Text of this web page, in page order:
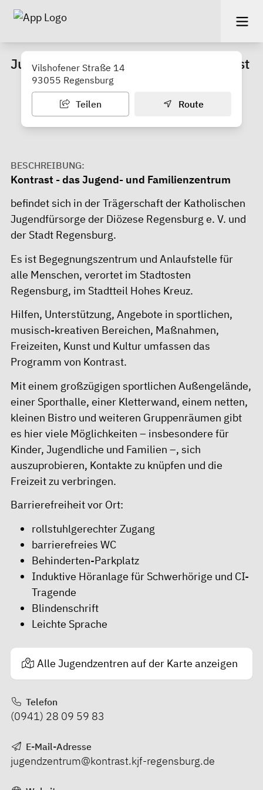
Jugend- und Familienzentrum Kontrast
Vilshofener Straße 14
93055 Regensburg
Teilen Route
BESCHREIBUNG:
Kontrast - das Jugend- und Familienzentrum
befindet sich in der Trägerschaft der Katholischen
Jugendfürsorge der Diözese Regensburg e. V. und
der Stadt Regensburg.
Es ist Begegnungszentrum und Anlaufstelle für
alle Menschen, verortet im Stadtosten
Regensburg, im Stadtteil Hohes Kreuz.
Hilfen, Unterstützung, Angebote in sportlichen,
musisch-kreativen Bereichen, Maßnahmen,
Freizeiten, Kunst und Kultur umfassen das
Programm von Kontrast.
Mit einem großzügigen sportlichen Außengelände,
einer Sporthalle, einer Kletterwand, einem netten,
kleinen Bistro und weiteren Gruppenräumen gibt
es hier viele Möglichkeiten – insbesondere für
Kinder, Jugendliche und Familien –, sich
auszuprobieren, Kontakte zu knüpfen und die
Freizeit zu verbringen.
Barrierefreiheit vor Ort:
rollstuhlgerechter Zugang
barrierefreies WC
Behinderten-Parkplatz
Induktive Höranlage für Schwerhörige und CI-
Tragende
Blindenschrift
Leichte Sprache
Alle Jugendzentren auf der Karte anzeigen
Telefon
(0941) 28 09 59 83
E-Mail-Adresse
jugendzentrum@kontrast.kjf-regensburg.de